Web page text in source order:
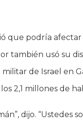
que podría
también usó su
de Israel en
2,1 millones de
dijo. “Ustedes